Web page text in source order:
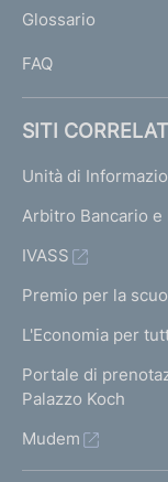
IGlossario
FAQ
SITI CORRELATI
Unità di
Arbitro Bancario e
IVASS
Premio per la
L'Economia per
Portale di
Palazzo Koch
Mudem